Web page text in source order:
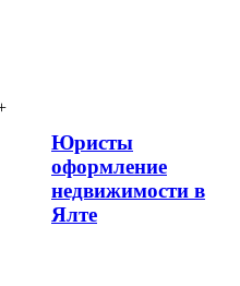
Юристы
оформление
недвижимости в
Ялте